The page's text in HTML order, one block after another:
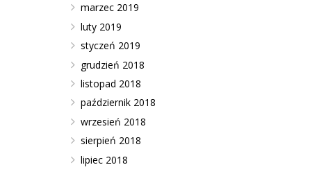
marzec 2019
luty 2019
styczeń 2019
grudzień 2018
listopad 2018
październik 2018
wrzesień 2018
sierpień 2018
lipiec 2018